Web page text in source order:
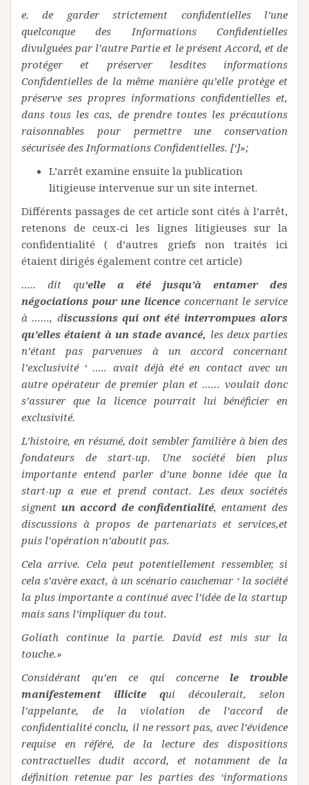
e. de garder strictement confidentielles l’une
quelconque des Informations Confidentielles
divulguées par l’autre Partie et le présent Accord, et de
protéger et préserver lesdites informations
Confidentielles de la même manière qu’elle protège et
préserve ses propres informations confidentielles et,
dans tous les cas, de prendre toutes les précautions
raisonnables pour permettre une conservation
sécurisée des Informations Confidentielles. [‘]»;
L’arrêt examine ensuite la publication
litigieuse intervenue sur un site internet.
Différents passages de cet article sont cités à l’arrêt,
retenons de ceux-ci les lignes litigieuses sur la
confidentialité ( d’autres griefs non traités ici
étaient dirigés également contre cet article)
….. dit qu‘elle a été jusqu’à entamer des
négociations pour une licence concernant le service
à ……, discussions qui ont été interrompues alors
qu’elles étaient à un stade avancé, les deux parties
n’étant pas parvenues à un accord concernant
l’exclusivité ‘ ….. avait déjà été en contact avec un
autre opérateur de premier plan et …… voulait donc
s’assurer que la licence pourrait lui bénéficier en
exclusivité.
L’histoire, en résumé, doit sembler familière à bien des
fondateurs de start-up. Une société bien plus
importante entend parler d’une bonne idée que la
start-up a eue et prend contact. Les deux sociétés
signent un accord de confidentialité, entament des
discussions à propos de partenariats et services,et
puis l’opération n’aboutit pas.
Cela arrive. Cela peut potentiellement ressembler, si
cela s’avère exact, à un scénario cauchemar ‘ la société
la plus importante a continué avec l’idée de la startup
mais sans l’impliquer du tout.
Goliath continue la partie. David est mis sur la
touche.»
Considérant qu’en ce qui concerne le trouble
manifestement illicite qui découlerait, selon
l’appelante, de la violation de l’accord de
confidentialité conclu, il ne ressort pas, avec l’évidence
requise en référé, de la lecture des dispositions
contractuelles dudit accord, et notamment de la
définition retenue par les parties des ‘informations